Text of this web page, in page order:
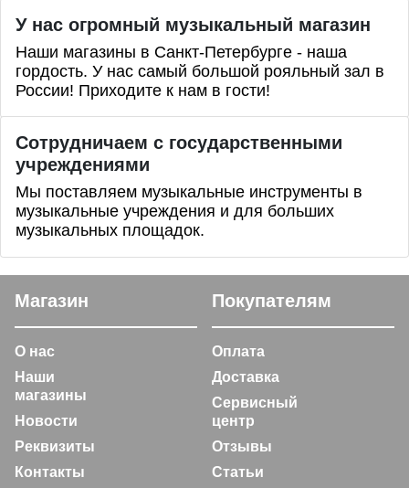
У нас огромный музыкальный магазин
Наши магазины в Санкт-Петербурге - наша
гордость. У нас самый большой рояльный зал в
России! Приходите к нам в гости!
Сотрудничаем с государственными
учреждениями
Мы поставляем музыкальные инструменты в
музыкальные учреждения и для больших
музыкальных площадок.
Магазин
О нас
Наши
магазины
Новости
Реквизиты
Контакты
Покупателям
Оплата
Доставка
Сервисный
центр
Отзывы
Статьи